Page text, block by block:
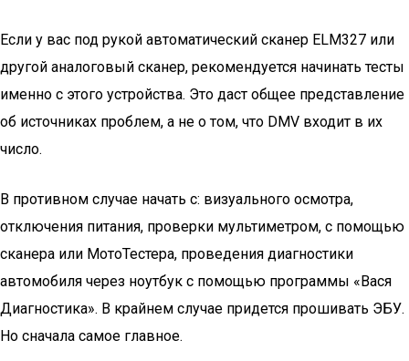
Если у вас под рукой автоматический сканер ЕLM327 или
другой аналоговый сканер, рекомендуется начинать тесты
именно с этого устройства. Это даст общее представление
об источниках проблем, а не о том, что DMV входит в их
число.
В противном случае начать с: визуального осмотра,
отключения питания, проверки мультиметром, с помощью
сканера или МотоТестера, проведения диагностики
автомобиля через ноутбук с помощью программы «Вася
Диагностика». В крайнем случае придется прошивать ЭБУ.
Но сначала самое главное.